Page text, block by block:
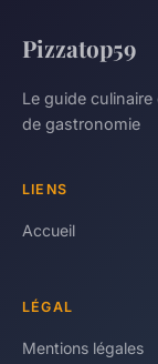
Pizzatop59
Le guide
de gastronomie
LIENS
Accueil
LÉGAL
Mentions légales